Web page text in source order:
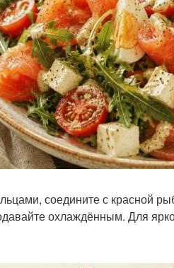
соедините с красной
охлаждённым. Для